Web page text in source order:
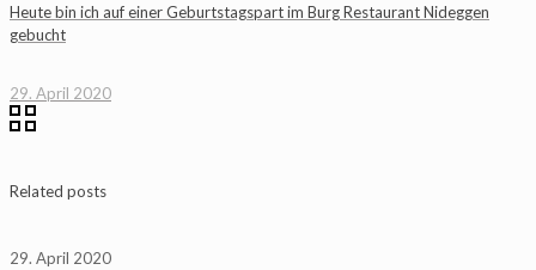
Heute bin ich auf einer Geburtstagspart im Burg Restaurant Nideggen
gebucht
29. April 2020
Related posts
29. April 2020